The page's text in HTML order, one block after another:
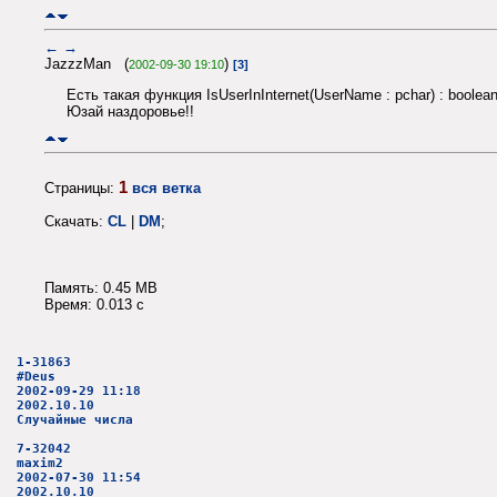
← →
JazzzMan (2002-09-30 19:10) [3]
Есть такая функция IsUserInInternet(UserName : pchar) : boolean
Юзай наздоровье!!
Страницы: 1 вся ветка
Скачать: CL | DM;
Память: 0.45 MB
Время: 0.013 c
1-31863
#Deus
2002-09-29 11:18
2002.10.10
Случайные числа
7-32042
maxim2
2002-07-30 11:54
2002.10.10